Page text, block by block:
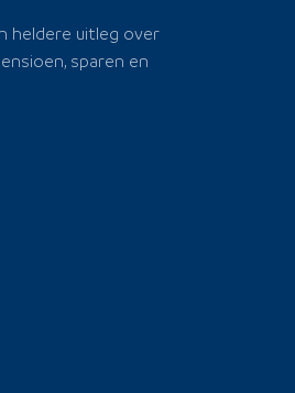
heldere uitleg over
sparen en